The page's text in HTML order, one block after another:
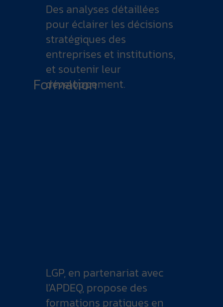
Des analyses détaillées
pour éclairer les décisions
stratégiques des
entreprises et institutions,
et soutenir leur
développement.
Formation
LGP, en partenariat avec
l'APDEQ, propose des
formations pratiques en